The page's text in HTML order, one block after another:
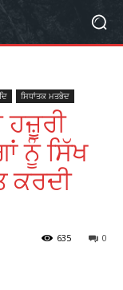
ਸਿਧਾਂਤਕ ਮਤਭੇਦ
ਹਜ਼ੂਰੀ
ਨੂੰ ਸਿੱਖ
ਕਰਦੀ
0
635